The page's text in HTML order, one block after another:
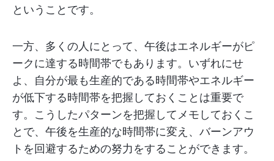
ということです。
一方、多くの人にとって、午後はエネルギーがピ
ークに達する時間帯でもあります。いずれにせ
よ、自分が最も生産的である時間帯やエネルギー
が低下する時間帯を把握しておくことは重要で
す。こうしたパターンを把握してメモしておくこ
とで、午後を生産的な時間帯に変え、バーンアウ
トを回避するための努力をすることができます。